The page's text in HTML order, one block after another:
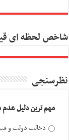
شاخص لحظه ای
نظرسنجی
مهم ترین دلیل
دخالت دولت و